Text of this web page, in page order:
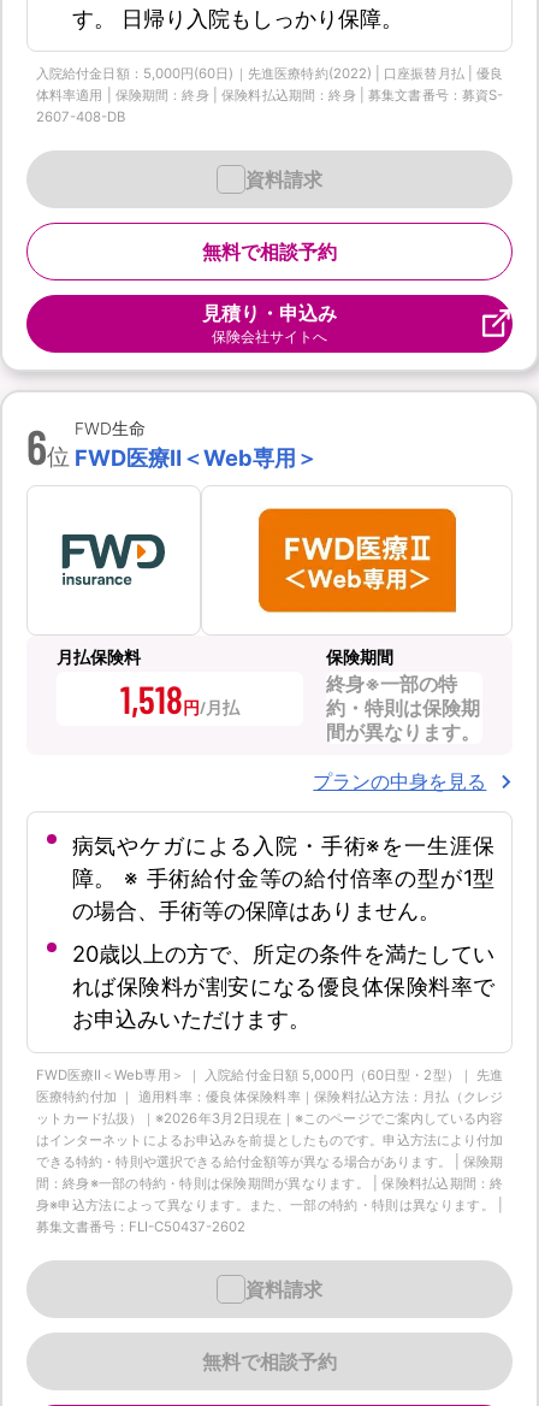
す。 日帰り入院もしっかり保障。
入院給付金日額：5,000円(60日)｜先進医療特約(2022) | 口座振替月払 | 優良
体料率適用 | 保険期間：終身 | 保険料払込期間：終身 | 募集文書番号：募資S-
2607-408-DB
無料で相談予約
資料請求
見積り・申込み
保険会社サイトへ
6位
FWD生命
FWD医療Ⅱ＜Web専用＞
月払保険料
1,518 円
保険期間
終身※一部の特
約・特則は保険期
間が異なります。
プランの中身を見る
病気やケガによる入院・手術※を一生涯保
障。 ※ 手術給付金等の給付倍率の型が1型
の場合、手術等の保障はありません。
20歳以上の方で、所定の条件を満たしてい
れば保険料が割安になる優良体保険料率で
お申込みいただけます。
FWD医療Ⅱ＜Web専用＞ ｜ 入院給付金日額 5,000円（60日型・2型）｜ 先進
医療特約付加 ｜ 適用料率：優良体保険料率｜保険料払込方法：月払（クレジ
ットカード払扱）｜※2026年3月2日現在｜※このページでご案内している内容
はインターネットによるお申込みを前提としたものです。申込方法により付加
できる特約・特則や選択できる給付金額等が異なる場合があります。 | 保険期
間：終身※一部の特約・特則は保険期間が異なります。 | 保険料払込期間：終
身※申込方法によって異なります。また、一部の特約・特則は異なります。 |
募集文書番号：FLI-C50437-2602
無料で相談予約
資料請求